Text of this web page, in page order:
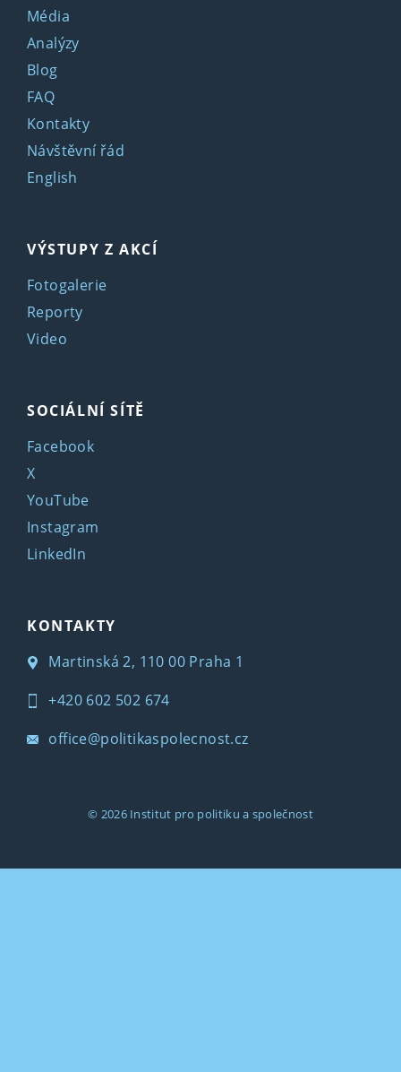
Média
Analýzy
Blog
FAQ
Kontakty
Návštěvní řád
English
VÝSTUPY Z AKCÍ
Fotogalerie
Reporty
Video
SOCIÁLNÍ SÍTĚ
Facebook
X
YouTube
Instagram
LinkedIn
KONTAKTY
Martinská 2, 110 00 Praha 1
+420 602 502 674
office@politikaspolecnost.cz
© 2026 Institut pro politiku a společnost